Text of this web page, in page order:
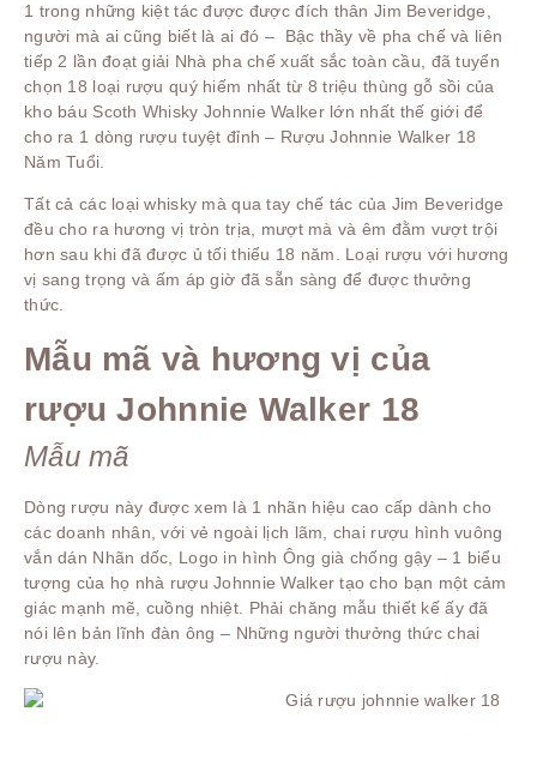
1 trong những kiệt tác được được đích thân Jim Beveridge,
người mà ai cũng biết là ai đó – Bậc thầy về pha chế và liên
tiếp 2 lần đoạt giải Nhà pha chế xuất sắc toàn cầu, đã tuyển
chọn 18 loại rượu quý hiếm nhất từ 8 triệu thùng gỗ sồi của
kho báu Scoth Whisky Johnnie Walker lớn nhất thế giới để
cho ra 1 dòng rượu tuyệt đỉnh – Rượu Johnnie Walker 18
Năm Tuổi.
Tất cả các loại whisky mà qua tay chế tác của Jim Beveridge
đều cho ra hương vị tròn trịa, mượt mà và êm đằm vượt trội
hơn sau khi đã được ủ tối thiểu 18 năm. Loại rượu với hương
vị sang trọng và ấm áp giờ đã sẵn sàng để được thưởng
thức.
Mẫu mã và hương vị của
rượu Johnnie Walker 18
Mẫu mã
Dòng rượu này được xem là 1 nhãn hiệu cao cấp dành cho
các doanh nhân, với vẻ ngoài lịch lãm, chai rượu hình vuông
vắn dán Nhãn dốc, Logo in hình Ông già chống gậy – 1 biểu
tượng của họ nhà rượu Johnnie Walker tạo cho bạn một cảm
giác mạnh mẽ, cuồng nhiệt. Phải chăng mẫu thiết kế ấy đã
nói lên bản lĩnh đàn ông – Những người thưởng thức chai
rượu này.